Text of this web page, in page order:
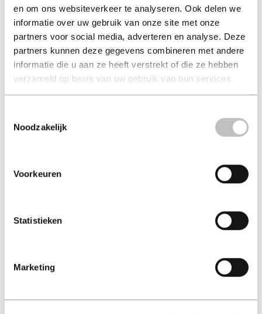
en om ons websiteverkeer te analyseren. Ook delen we
informatie over uw gebruik van onze site met onze
partners voor social media, adverteren en analyse. Deze
partners kunnen deze gegevens combineren met andere
informatie die u aan ze heeft verstrekt of die ze hebben
verzameld op basis van uw gebruik van hun services.
Noodzakelijk
Voorkeuren
Statistieken
Marketing
Crystal
annette van zuijlekom de
zeeuw
€ 15,00
Paperback - 2018
Naar Liefde en Vrijheid
m. shanti
€ 20,00
Paperback - 2011
hans peter roel
€ 19,95 € 19,95